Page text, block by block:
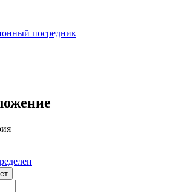
посредник